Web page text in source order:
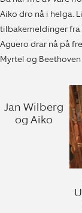
Aiko dro nå i helga.
tilbakemeldinger fra
Aguero drar nå på
Myrtel og
Jan Wilberg
og Aiko